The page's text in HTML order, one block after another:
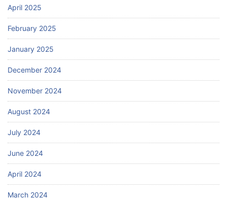
April 2025
February 2025
January 2025
December 2024
November 2024
August 2024
July 2024
June 2024
April 2024
March 2024